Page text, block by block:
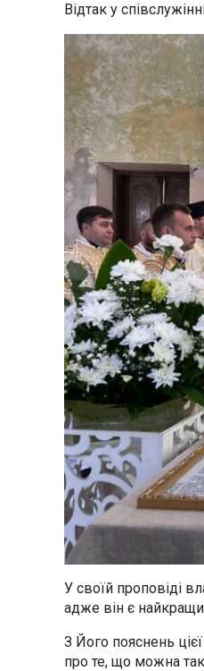
Відтак у
У своїй проповіді
адже він є
З Його пояснень
про те, що можна